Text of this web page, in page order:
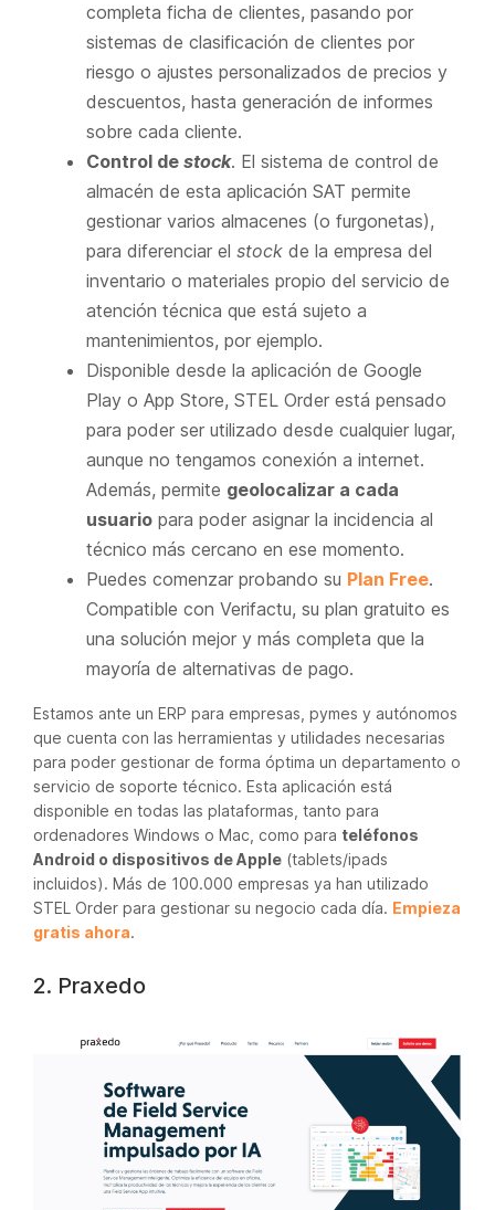
completa ficha de clientes, pasando por
sistemas de clasificación de clientes por
riesgo o ajustes personalizados de precios y
descuentos, hasta generación de informes
sobre cada cliente.
Control de stock. El sistema de control de
almacén de esta aplicación SAT permite
gestionar varios almacenes (o furgonetas),
para diferenciar el stock de la empresa del
inventario o materiales propio del servicio de
atención técnica que está sujeto a
mantenimientos, por ejemplo.
Disponible desde la aplicación de Google
Play o App Store, STEL Order está pensado
para poder ser utilizado desde cualquier lugar,
aunque no tengamos conexión a internet.
Además, permite geolocalizar a cada
usuario para poder asignar la incidencia al
técnico más cercano en ese momento.
Puedes comenzar probando su Plan Free.
Compatible con Verifactu, su plan gratuito es
una solución mejor y más completa que la
mayoría de alternativas de pago.
Estamos ante un ERP para empresas, pymes y autónomos
que cuenta con las herramientas y utilidades necesarias
para poder gestionar de forma óptima un departamento o
servicio de soporte técnico. Esta aplicación está
disponible en todas las plataformas, tanto para
ordenadores Windows o Mac, como para teléfonos
Android o dispositivos de Apple (tablets/ipads
incluidos). Más de 100.000 empresas ya han utilizado
STEL Order para gestionar su negocio cada día. Empieza
gratis ahora.
2. Praxedo